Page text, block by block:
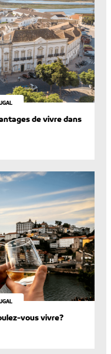
de vivre dans
vous vivre?